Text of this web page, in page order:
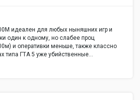
идеален для любых ныняшних игр и
один к одному, но слабее проц
и оперативки меньше, также классно
типа ГТА 5 уже убийственные…